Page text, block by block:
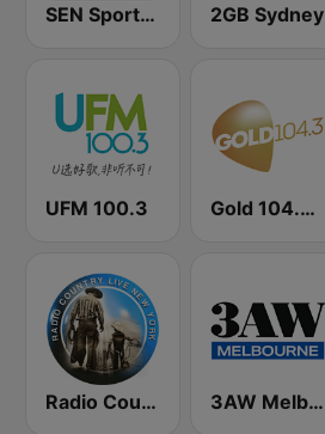
SEN Sports 1116 AM 2GB Sydney
UFM 100.3 Gold 104.3 FM
Radio Country Live 3AW Melbourne